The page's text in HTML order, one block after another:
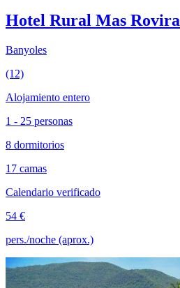
Hotel Rural Mas Rovira
Banyoles
(12)
Alojamiento entero
1 - 25 personas
8 dormitorios
17 camas
Calendario verificado
54 €
pers./noche (aprox.)